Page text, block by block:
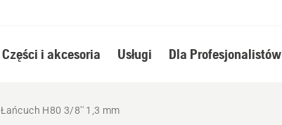
Części i akcesoria Usługi Dla Profesjonalistów
Łańcuch H80 3/8'' 1,3 mm